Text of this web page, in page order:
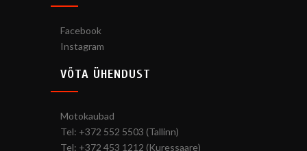
Facebook
Instagram
VÕTA ÜHENDUST
Motokaubad
Tel: +372 552 5503 (Tallinn)
Tel: +372 453 1212 (Kuressaare)